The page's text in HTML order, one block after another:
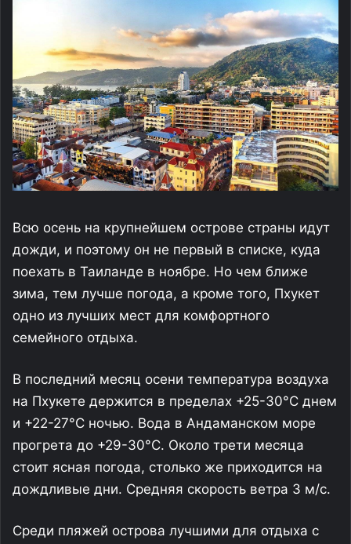
Всю осень на крупнейшем острове страны идут
дожди, и поэтому он не первый в списке, куда
поехать в Таиланде в ноябре. Но чем ближе
зима, тем лучше погода, а кроме того, Пхукет
одно из лучших мест для комфортного
семейного отдыха.
В последний месяц осени температура воздуха
на Пхукете держится в пределах +25-30°С днем
и +22-27°С ночью. Вода в Андаманском море
прогрета до +29-30°С. Около трети месяца
стоит ясная погода, столько же приходится на
дождливые дни. Средняя скорость ветра 3 м/с.
Среди пляжей острова лучшими для отдыха с